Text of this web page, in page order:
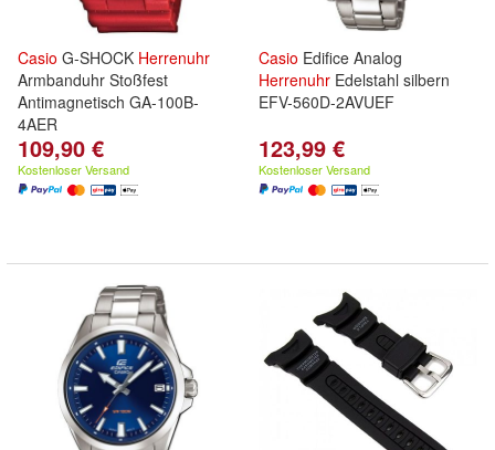
Casio G-SHOCK Herrenuhr
Armbanduhr Stoßfest
Antimagnetisch GA-100B-
4AER
109,90 €
Kostenloser Versand
Casio Edifice Analog
Herrenuhr Edelstahl silbern
EFV-560D-2AVUEF
123,99 €
Kostenloser Versand